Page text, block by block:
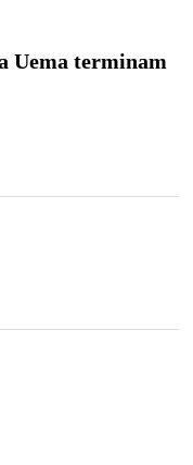
Uema terminam